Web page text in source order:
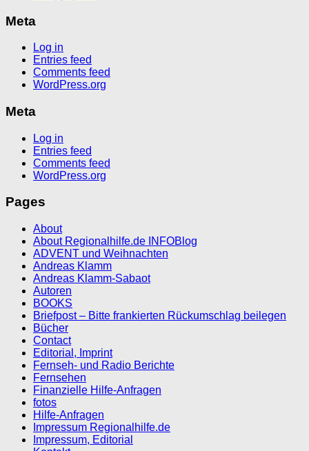
Meta
Log in
Entries feed
Comments feed
WordPress.org
Meta
Log in
Entries feed
Comments feed
WordPress.org
Pages
About
About Regionalhilfe.de INFOBlog
ADVENT und Weihnachten
Andreas Klamm
Andreas Klamm-Sabaot
Autoren
BOOKS
Briefpost – Bitte frankierten Rückumschlag beilegen
Bücher
Contact
Editorial, Imprint
Fernseh- und Radio Berichte
Fernsehen
Finanzielle Hilfe-Anfragen
fotos
Hilfe-Anfragen
Impressum Regionalhilfe.de
Impressum, Editorial